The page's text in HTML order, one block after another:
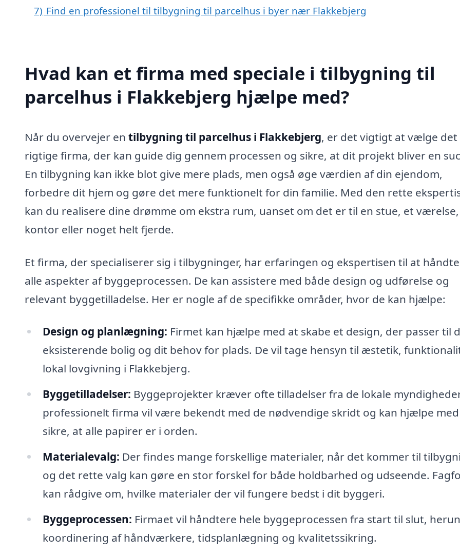
7) Find en professionel til tilbygning til parcelhus i byer nær Flakkebjerg
Hvad kan et firma med speciale i tilbygning til
parcelhus i Flakkebjerg hjælpe med?
Når du overvejer en tilbygning til parcelhus i Flakkebjerg, er det vigtigt at vælge det
rigtige firma, der kan guide dig gennem processen og sikre, at dit projekt bliver en
En tilbygning kan ikke blot give mere plads, men også øge værdien af din ejendom,
forbedre dit hjem og gøre det mere funktionelt for din familie. Med den rette
kan du realisere dine drømme om ekstra rum, uanset om det er til en stue, et
kontor eller noget helt fjerde.
Et firma, der specialiserer sig i tilbygninger, har erfaringen og ekspertisen til at
alle aspekter af byggeprocessen. De kan assistere med både design og udførelse og
relevant byggetilladelse. Her er nogle af de specifikke områder, hvor de kan hjælpe:
Design og planlægning: Firmet kan hjælpe med at skabe et design, der passer til
eksisterende bolig og dit behov for plads. De vil tage hensyn til æstetik,
lokal lovgivning i Flakkebjerg.
Byggetilladelser: Byggeprojekter kræver ofte tilladelser fra de lokale
professionelt firma vil være bekendt med de nødvendige skridt og kan hjælpe
sikre, at alle papirer er i orden.
Materialevalg: Der findes mange forskellige materialer, når det kommer til
og det rette valg kan gøre en stor forskel for både holdbarhed og udseende.
kan rådgive om, hvilke materialer der vil fungere bedst i dit byggeri.
Byggeprocessen: Firmaet vil håndtere hele byggeprocessen fra start til slut,
koordinering af håndværkere, tidsplanlægning og kvalitetssikring.